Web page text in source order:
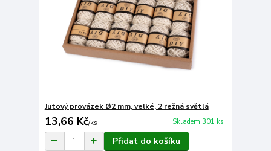
Jutový provázek Ø2 mm, velké, 2 režná světlá
13,66 Kč/ks Skladem 301 ks
Přidat do košíku